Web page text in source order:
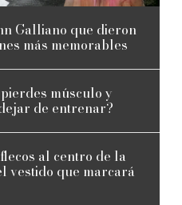
Galliano que dieron
más memorables
músculo y
de entrenar?
al centro de la
vestido que marcará